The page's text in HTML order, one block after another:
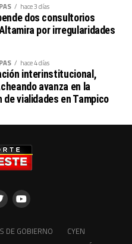
hace 3 días
dos consultorios
por irregularidades
hace 4 días
interinstitucional,
avanza en la
de vialidades en Tampico
DE GOBIERNO
CYEN